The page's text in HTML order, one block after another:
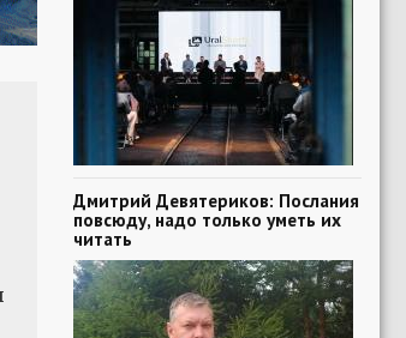
Дмитрий Девятериков: Послания
повсюду, надо только уметь их
читать